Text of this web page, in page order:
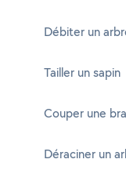
Débiter un
Tailler un sapin
Couper une
Déraciner un